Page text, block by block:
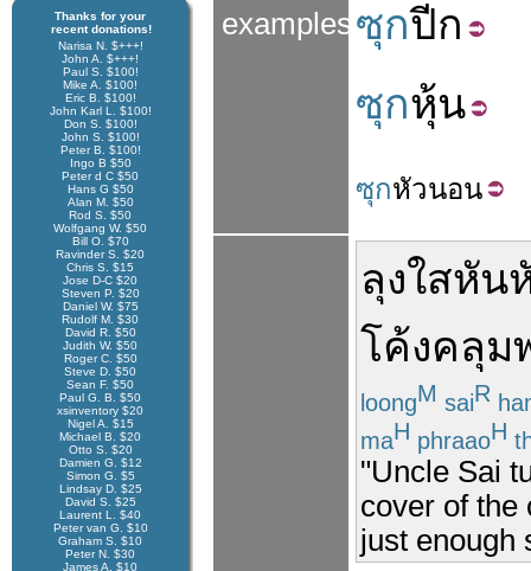
Thanks for your
recent donations!
Narisa N. $+++!
John A. $+++!
Paul S. $100!
Mike A. $100!
Eric B. $100!
John Karl L. $100!
Don S. $100!
John S. $100!
Peter B. $100!
Ingo B $50
Peter d C $50
Hans G $50
Alan M. $50
Rod S. $50
Wolfgang W. $50
Bill O. $70
Ravinder S. $20
Chris S. $15
Jose D-C $20
Steven P. $20
Daniel W. $75
Rudolf M. $30
David R. $50
Judith W. $50
Roger C. $50
Steve D. $50
Sean F. $50
Paul G. B. $50
xsinventory $20
Nigel A. $15
Michael B. $20
Otto S. $20
Damien G. $12
Simon G. $5
Lindsay D. $25
David S. $25
Laurent L. $40
Peter van G. $10
Graham S. $10
Peter N. $30
James A. $10
examples ซุกปีก
ซุกหุ้น
ซุกหัวนอน
ลุงใสหัน
โค้งคลุม
loongM saiR
maH phraaoH
"Uncle Sai
cover of the
just enough